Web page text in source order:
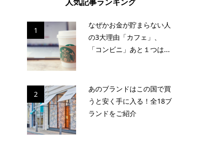
1
なぜかお金が貯まらない人
の3大理由「カフェ」、
「コンビニ」あと１つは...
2
あのブランドはこの国で買
うと安く手に入る！全18ブ
ランドをご紹介